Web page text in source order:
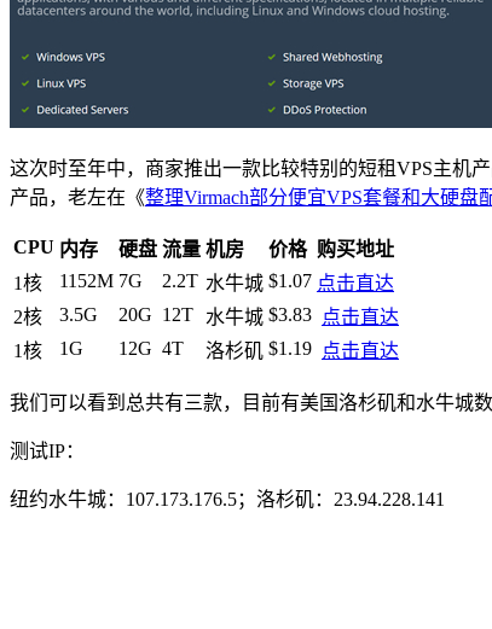
这次时至年中，商家推出一款比较特别的短租VPS主机
产品，老左在《整理Virmach部分便宜VPS套餐和大硬盘
CPU 内存 硬盘 流量 机房 价格 购买地址
1核
1152M 7G 2.2T 水牛城 $1.07 点击直达
2核
3.5G 20G 12T 水牛城 $3.83 点击直达
1核
1G 12G 4T 洛杉矶 $1.19 点击直达
我们可以看到总共有三款，目前有美国洛杉矶和水牛城数
测试IP：
纽约水牛城：107.173.176.5；洛杉矶：23.94.228.141